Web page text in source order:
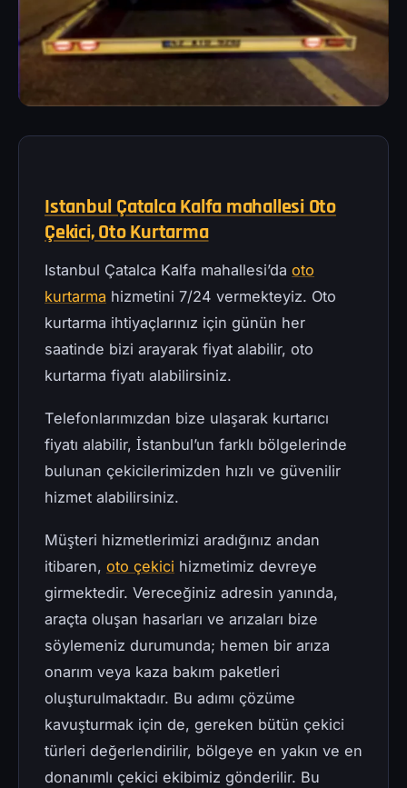
Istanbul Çatalca Kalfa mahallesi Oto
Çekici, Oto Kurtarma
Istanbul Çatalca Kalfa mahallesi’da oto
kurtarma hizmetini 7/24 vermekteyiz. Oto
kurtarma ihtiyaçlarınız için günün her
saatinde bizi arayarak fiyat alabilir, oto
kurtarma fiyatı alabilirsiniz.
Telefonlarımızdan bize ulaşarak kurtarıcı
fiyatı alabilir, İstanbul’un farklı bölgelerinde
bulunan çekicilerimizden hızlı ve güvenilir
hizmet alabilirsiniz.
Müşteri hizmetlerimizi aradığınız andan
itibaren, oto çekici hizmetimiz devreye
girmektedir. Vereceğiniz adresin yanında,
araçta oluşan hasarları ve arızaları bize
söylemeniz durumunda; hemen bir arıza
onarım veya kaza bakım paketleri
oluşturulmaktadır. Bu adımı çözüme
kavuşturmak için de, gereken bütün çekici
türleri değerlendirilir, bölgeye en yakın ve en
donanımlı çekici ekibimiz gönderilir. Bu